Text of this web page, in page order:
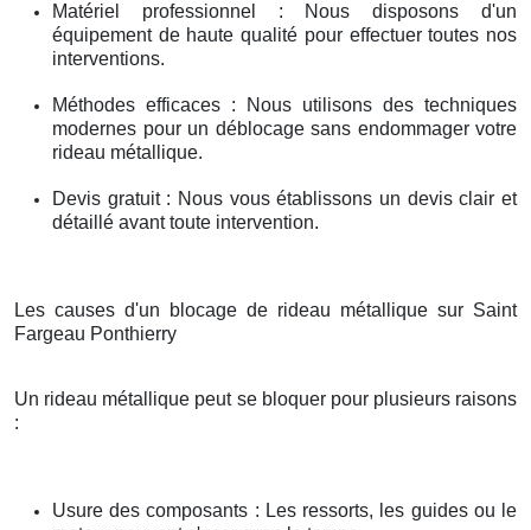
Matériel professionnel : Nous disposons d'un
équipement de haute qualité pour effectuer toutes nos
interventions.
Méthodes efficaces : Nous utilisons des techniques
modernes pour un déblocage sans endommager votre
rideau métallique.
Devis gratuit : Nous vous établissons un devis clair et
détaillé avant toute intervention.
Les causes d'un blocage de rideau métallique sur Saint
Fargeau Ponthierry
Un rideau métallique peut se bloquer pour plusieurs raisons
:
Usure des composants : Les ressorts, les guides ou le